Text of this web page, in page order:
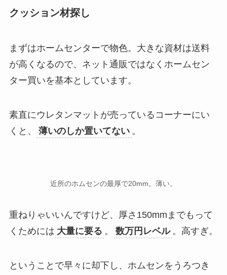
クッション材探し
まずはホームセンターで物色。大きな資材は送料
が高くなるので、ネット通販ではなくホームセン
ター買いを基本としています。
素直にウレタンマットが売っているコーナーにい
くと、
薄いのしか置いてない 。
近所のホムセンの最厚で20mm。薄い。
重ねりゃいいんですけど、厚さ150mmまでもって
くためには 大量に要る 。 数万円レベル 。高すぎ。
ということで早々に却下し、ホムセンをうろつき